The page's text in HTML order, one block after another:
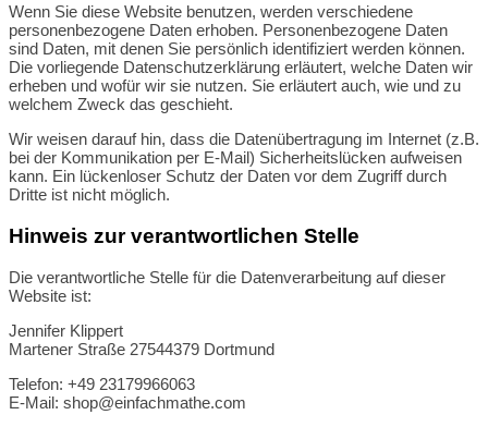
Wenn Sie diese Website benutzen, werden verschiedene
personenbezogene Daten erhoben. Personenbezogene Daten
sind Daten, mit denen Sie persönlich identifiziert werden können.
Die vorliegende Datenschutzerklärung erläutert, welche Daten wir
erheben und wofür wir sie nutzen. Sie erläutert auch, wie und zu
welchem Zweck das geschieht.
Wir weisen darauf hin, dass die Datenübertragung im Internet (z.B.
bei der Kommunikation per E-Mail) Sicherheitslücken aufweisen
kann. Ein lückenloser Schutz der Daten vor dem Zugriff durch
Dritte ist nicht möglich.
Hinweis zur verantwortlichen Stelle
Die verantwortliche Stelle für die Datenverarbeitung auf dieser
Website ist:
Jennifer Klippert
Martener Straße 27544379 Dortmund
Telefon: +49 23179966063
E-Mail: shop@einfachmathe.com